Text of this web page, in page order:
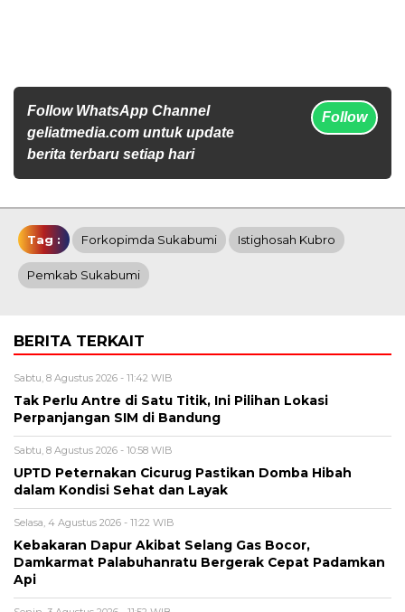
Follow WhatsApp Channel
geliatmedia.com untuk update
berita terbaru setiap hari
Follow
Tag : Forkopimda Sukabumi Istighosah Kubro
Pemkab Sukabumi
BERITA TERKAIT
Sabtu, 8 Agustus 2026 - 11:42 WIB
Tak Perlu Antre di Satu Titik, Ini Pilihan Lokasi
Perpanjangan SIM di Bandung
Sabtu, 8 Agustus 2026 - 10:58 WIB
UPTD Peternakan Cicurug Pastikan Domba Hibah
dalam Kondisi Sehat dan Layak
Selasa, 4 Agustus 2026 - 11:22 WIB
Kebakaran Dapur Akibat Selang Gas Bocor,
Damkarmat Palabuhanratu Bergerak Cepat Padamkan
Api